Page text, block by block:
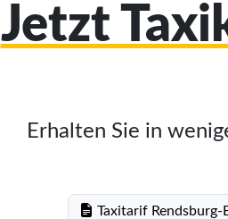
Jetzt
Erhalten Sie in
Taxitarif